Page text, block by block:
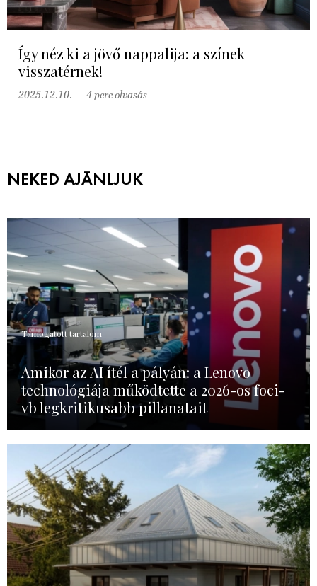
Így néz ki a jövő nappalija: a színek
visszatérnek!
2025.12.10. 4 perc olvasás
NEKED AJÁNLJUK
Támogatott tartalom
Amikor az AI ítél a pályán: a Lenovo
technológiája működtette a 2026-os foci-
vb legkritikusabb pillanatait